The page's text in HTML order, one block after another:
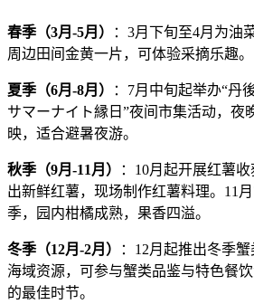
春季（3月-5月）
：3月下旬至4月为油
周边田间金黄一片，可体验采摘乐趣。
夏季（6月-8月）
：7月中旬起举办“丹
サマーナイト縁日”夜间市集活动，夜
映，适合避暑夜游。
秋季（9月-11月）
：10月起开展红薯
出新鲜红薯，现场制作红薯料理。11
季，园内柑橘成熟，果香四溢。
冬季（12月-2月）
：12月起推出冬季
海域资源，可参与蟹类品鉴与特色餐
的最佳时节。